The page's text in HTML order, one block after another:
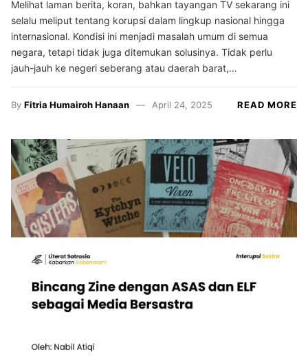
Melihat laman berita, koran, bahkan tayangan TV sekarang ini
selalu meliput tentang korupsi dalam lingkup nasional hingga
internasional. Kondisi ini menjadi masalah umum di semua
negara, tetapi tidak juga ditemukan solusinya. Tidak perlu
jauh-jauh ke negeri seberang atau daerah barat,…
By Fitria Humairoh Hanaan April 24, 2025 READ MORE